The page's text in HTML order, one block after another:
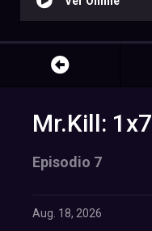
Mr.Kill: 1x7
Episodio 7
Aug. 18, 2026